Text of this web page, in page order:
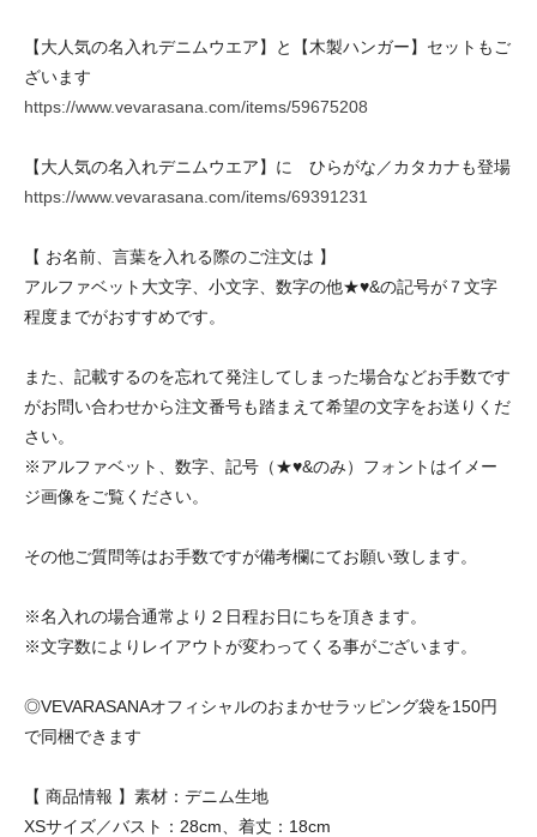
【大人気の名入れデニムウエア】と【木製ハンガー】セットもご
ざいます
https://www.vevarasana.com/items/59675208
【大人気の名入れデニムウエア】に ひらがな／カタカナも登場
https://www.vevarasana.com/items/69391231
【 お名前、言葉を入れる際のご注文は 】
アルファベット大文字、小文字、数字の他★♥&の記号が７文字
程度までがおすすめです。
また、記載するのを忘れて発注してしまった場合などお手数です
がお問い合わせから注文番号も踏まえて希望の文字をお送りくだ
さい。
※アルファベット、数字、記号（★♥&のみ）フォントはイメー
ジ画像をご覧ください。
その他ご質問等はお手数ですが備考欄にてお願い致します。
※名入れの場合通常より２日程お日にちを頂きます。
※文字数によりレイアウトが変わってくる事がございます。
◎VEVARASANAオフィシャルのおまかせラッピング袋を150円
で同梱できます
【 商品情報 】素材：デニム生地
XSサイズ／バスト：28cm、着丈：18cm